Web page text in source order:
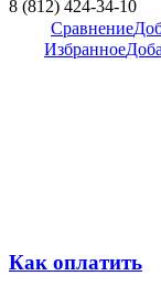
8 (812) 424-34-10
Сравнение
Избранное
Как оплатить